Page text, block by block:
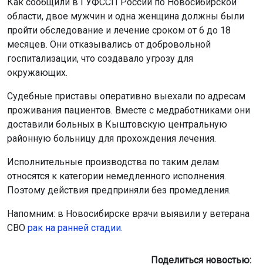
области, двое мужчин и одна женщина должны были
пройти обследование и лечение сроком от 6 до 18
месяцев. Они отказывались от добровольной
госпитализации, что создавало угрозу для
окружающих.
Судебные приставы оперативно выехали по адресам
проживания пациентов. Вместе с медработниками они
доставили больных в Кыштовскую центральную
районную больницу для прохождения лечения.
Исполнительные производства по таким делам
относятся к категории немедленного исполнения.
Поэтому действия предприняли без промедления.
Напомним: в Новосибирске врачи выявили у ветерана
СВО рак на ранней стадии.
Поделиться новостью: